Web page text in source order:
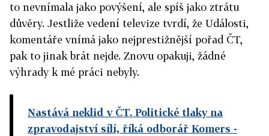
to nevnímala jako povýšení, ale spíš jako ztrátu
důvěry. Jestliže vedení televize tvrdí, že Události,
komentáře vnímá jako nejprestižnější pořad ČT,
pak to jinak brát nejde. Znovu opakuji, žádné
výhrady k mé práci nebyly.
Nastává neklid v ČT. Politické tlaky na
zpravodajství sílí, říká odborář Komers -